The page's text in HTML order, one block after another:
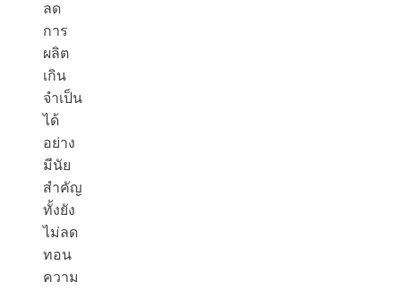
ลด
การ
ผลิต
เกิน
จำเป็น
ได้
อย่าง
มีนัย
สำคัญ
ทั้งยัง
ไม่ลด
ทอน
ความ